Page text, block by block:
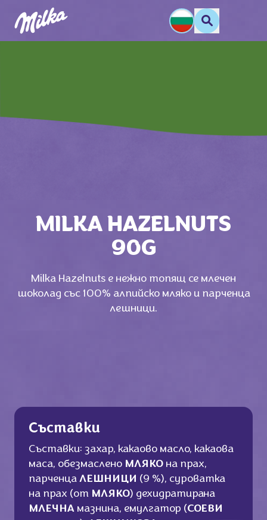
MILKA HAZELNUTS
90G
Milka Hazelnuts e нежно топящ се млечен
шоколад със 100% алпийско мляко и парченца
лешници.
Съставки
Съставки: захар, какаово масло, какаова
маса, обезмаслено МЛЯКО на прах,
парченца ЛЕШНИЦИ (9 %), суроватка
на прах (от МЛЯКО) дехидратирана
МЛЕЧНА мазнина, емулгатор (СОЕВИ